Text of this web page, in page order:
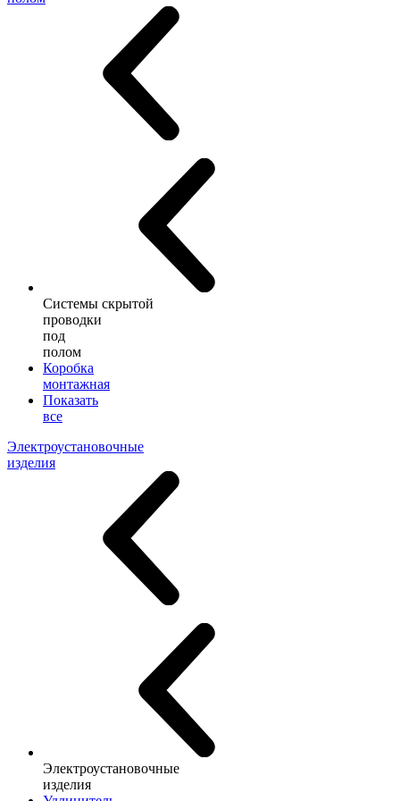
Системы скрытой
проводки
под
полом
Коробка
монтажная
Показать
все
Электроустановочные
изделия
Электроустановочные
изделия